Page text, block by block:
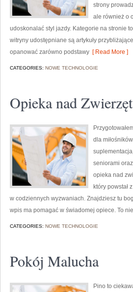
strony
ale również o
udoskonalać styl jazdy. Kategorie na stronie
witryny udostępniane są artykuły
opanować zarówno podstawy [ Read More ]
CATEGORIES: NOWE TECHNOLOGIE
Opieka nad
dla
seniorami
opieka nad
który powstał
w codziennych wyzwaniach. Znajdziesz tu
wpis ma pomagać w świadomej opiece. To
CATEGORIES: NOWE TECHNOLOGIE
Pokój Malucha
Pino to